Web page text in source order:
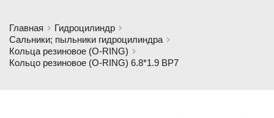
Главная
Гидроцилиндр
Сальники; пыльники гидроцилиндра
Кольца резиновое (O-RING)
Кольцо резиновое (O-RING) 6.8*1.9 BP7